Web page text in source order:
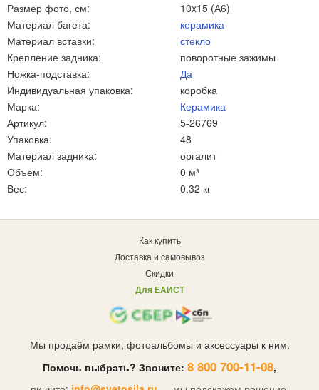
Размер фото, см:
10x15 (А6)
Материал багета:
керамика
Материал вставки:
стекло
Крепление задника:
поворотные зажимы
Ножка-подставка:
Да
Индивидуальная упаковка:
коробка
Марка:
Керамика
Артикул:
5-26769
Упаковка:
48
Материал задника:
оргалит
Объем:
0 м³
Вес:
0.32 кг
Как купить
Доставка и самовывоз
Скидки
Для ЕАИСТ
Мы продаём рамки, фотоальбомы и аксессуары к ним.
Помочь выбрать? Звоните: 8 800 700-11-08,